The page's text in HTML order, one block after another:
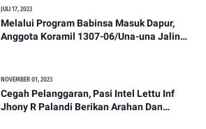
JULI 17, 2023
Melalui Program Babinsa Masuk Dapur,
Anggota Koramil 1307-06/Una-una Jalin
NOVEMBER 01, 2023
Cegah Pelanggaran, Pasi Intel Lettu Inf
Jhony R Palandi Berikan Arahan Dan